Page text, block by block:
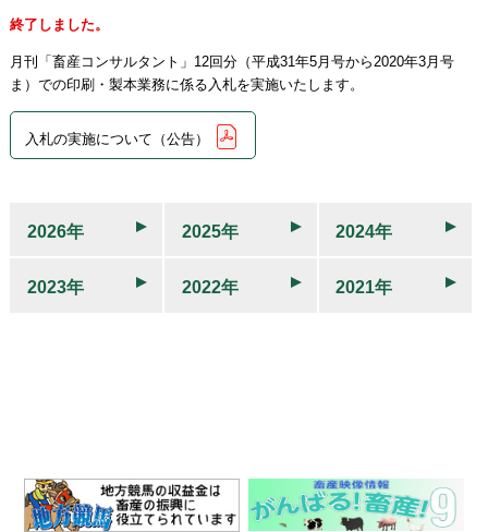
終了しました。
月刊「畜産コンサルタント」12回分（平成31年5月号から2020年3月号
ま）での印刷・製本業務に係る入札を実施いたします。
入札の実施について（公告）
2026年 2025年 2024年
2023年 2022年 2021年